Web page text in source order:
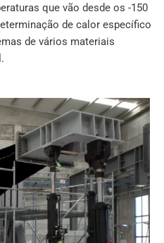
que vão desde os -150
de calor específico
de vários materiais